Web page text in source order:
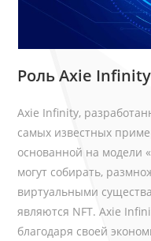
Роль Axie
Axie Infinity,
самых известных
основанной на модели
могут собирать,
виртуальными
являются NFT. Axie
благодаря своей